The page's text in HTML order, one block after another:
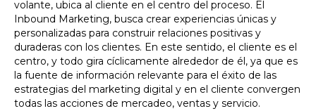
volante, ubica al cliente en el centro del proceso. El
Inbound Marketing, busca crear experiencias únicas y
personalizadas para construir relaciones positivas y
duraderas con los clientes. En este sentido, el cliente es el
centro, y todo gira cíclicamente alrededor de él, ya que es
la fuente de información relevante para el éxito de las
estrategias del marketing digital y en el cliente convergen
todas las acciones de mercadeo, ventas y servicio.